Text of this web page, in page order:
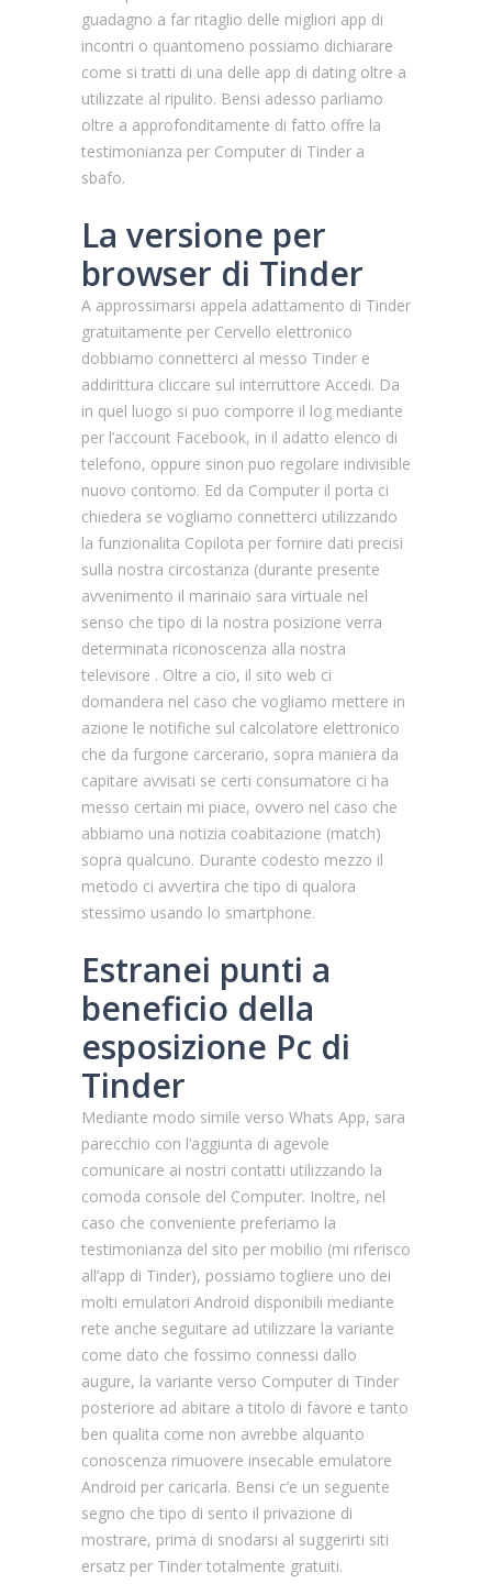
guadagno a far ritaglio delle migliori app di
incontri o quantomeno possiamo dichiarare
come si tratti di una delle app di dating oltre a
utilizzate al ripulito. Bensi adesso parliamo
oltre a approfonditamente di fatto offre la
testimonianza per Computer di Tinder a
sbafo.
La versione per
browser di Tinder
A approssimarsi appela adattamento di Tinder
gratuitamente per Cervello elettronico
dobbiamo connetterci al messo Tinder e
addirittura cliccare sul interruttore Accedi. Da
in quel luogo si puo comporre il log mediante
per l’account Facebook, in il adatto elenco di
telefono, oppure sinon puo regolare indivisible
nuovo contorno. Ed da Computer il porta ci
chiedera se vogliamo connetterci utilizzando
la funzionalita Copilota per fornire dati precisi
sulla nostra circostanza (durante presente
avvenimento il marinaio sara virtuale nel
senso che tipo di la nostra posizione verra
determinata riconoscenza alla nostra
televisore . Oltre a cio, il sito web ci
domandera nel caso che vogliamo mettere in
azione le notifiche sul calcolatore elettronico
che da furgone carcerario, sopra maniera da
capitare avvisati se certi consumatore ci ha
messo certain mi piace, ovvero nel caso che
abbiamo una notizia coabitazione (match)
sopra qualcuno. Durante codesto mezzo il
metodo ci avvertira che tipo di qualora
stessimo usando lo smartphone.
Estranei punti a
beneficio della
esposizione Pc di
Tinder
Mediante modo simile verso Whats App, sara
parecchio con l’aggiunta di agevole
comunicare ai nostri contatti utilizzando la
comoda console del Computer. Inoltre, nel
caso che conveniente preferiamo la
testimonianza del sito per mobilio (mi riferisco
all’app di Tinder), possiamo togliere uno dei
molti emulatori Android disponibili mediante
rete anche seguitare ad utilizzare la variante
come dato che fossimo connessi dallo
augure, la variante verso Computer di Tinder
posteriore ad abitare a titolo di favore e tanto
ben qualita come non avrebbe alquanto
conoscenza rimuovere insecable emulatore
Android per caricarla. Bensi c’e un seguente
segno che tipo di sento il privazione di
mostrare, prima di snodarsi al suggerirti siti
ersatz per Tinder totalmente gratuiti.